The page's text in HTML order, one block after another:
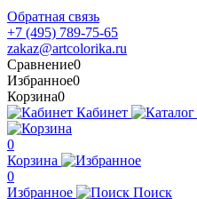
Обратная связь
+7 (495) 789-75-65
zakaz@artcolorika.ru
Сравнение0
Избранное0
Корзина0
Кабинет
0
Корзина
0
Избранное
Поиск